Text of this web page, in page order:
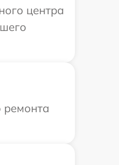
центра
ремонта